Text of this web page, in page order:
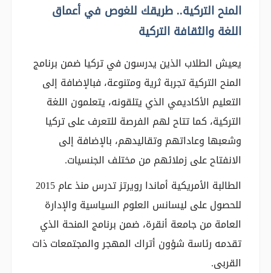
المنح التركية.. طريقك للغوص في أعماق
اللغة والثقافة التركية
يعيش الطلاب الذين يدرسون في تركيا ضمن برنامج
المنح التركية تجربة ثرية ومتنوعة، فبالإضافة إلى
التعليم الأكاديمي الذي يتلقونه، يتعلمون اللغة
التركية، كما تتاح لهم الفرصة للتعرف على تركيا
وشعبها وعاداتهم وتقاليدهم، بالإضافة إلى
الانفتاح على زملائهم من مختلف الجنسيات.
الطالبة الأمريكية أماندا رويرتز تدرس منذ عام 2015
للحصول على ليسانس العلوم السياسية والإدارة
العامة من جامعة أنقرة، ضمن برنامج المنحة الذي
تقدمه رئاسة شؤون أتراك المهجر والمجتمعات ذات
القربى.